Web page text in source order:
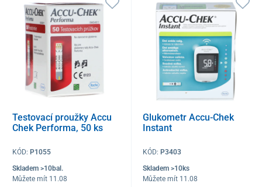
Testovací proužky Accu
Chek Performa, 50 ks
KÓD: P1055
Skladem >10bal.
Můžete mít 11.08
Glukometr Accu-Chek
Instant
KÓD: P3403
Skladem >10ks
Můžete mít 11.08